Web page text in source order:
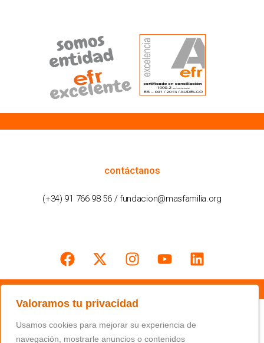
Valoramos tu privacidad
Usamos cookies para mejorar su experiencia de
navegación, mostrarle anuncios o contenidos
contáctanos
(+34) 91 766 98 56 / fundacion@masfamilia.org